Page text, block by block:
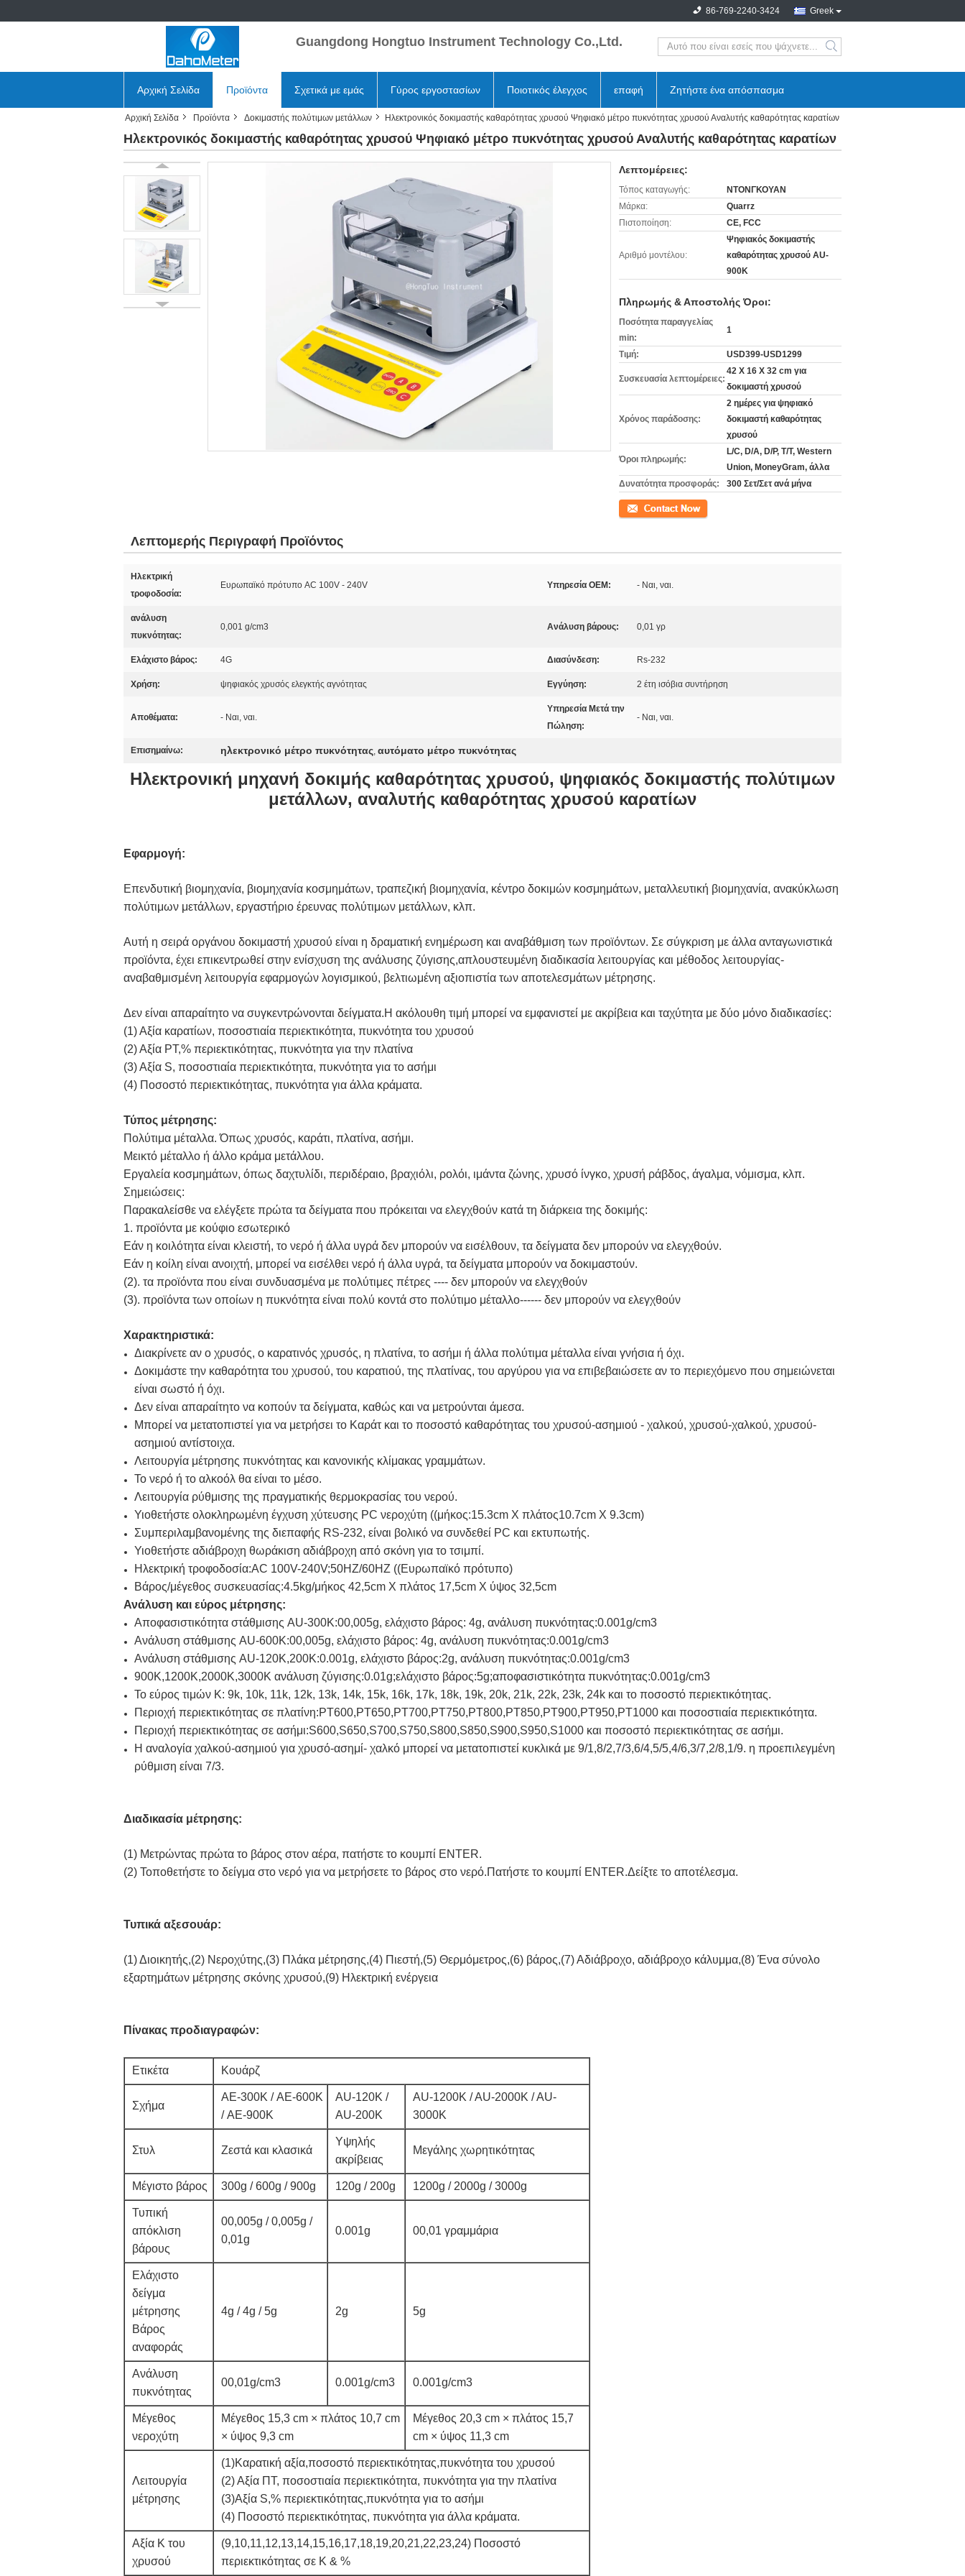
Greek
86-769-2240-3424
Guangdong Hongtuo Instrument Technology Co.,Ltd.
search
Αρχική Σελίδα Προϊόντα Σχετικά με εμάς Γύρος εργοστασίων Ποιοτικός έλεγχος επαφή Ζητήστε ένα απόσπασμα
Αρχική Σελίδα Προϊόντα Δοκιμαστής πολύτιμων μετάλλων Ηλεκτρονικός δοκιμαστής καθαρότητας χρυσού Ψηφιακό μέτρο πυκνότητας χρυσού Αναλυτής καθαρότητας καρατίων
Ηλεκτρονικός δοκιμαστής καθαρότητας χρυσού Ψηφιακό μέτρο πυκνότητας χρυσού Αναλυτής καθαρότητας καρατίων
Λεπτομέρειες:
Τόπος καταγωγής:
ΝΤΟΝΓΚΟΥΑΝ
Μάρκα:
Quarrz
Πιστοποίηση:
CE, FCC
Αριθμό μοντέλου:
Ψηφιακός δοκιμαστής
καθαρότητας χρυσού AU-
900K
Πληρωμής & Αποστολής Όροι:
Ποσότητα παραγγελίας
min:
1
Τιμή: USD399-USD1299
Συσκευασία λεπτομέρειες:
42 X 16 X 32 cm για
δοκιμαστή χρυσού
Χρόνος παράδοσης:
2 ημέρες για ψηφιακό
δοκιμαστή καθαρότητας
χρυσού
Όροι πληρωμής:
L/C, D/A, D/P, T/T, Western
Union, MoneyGram, άλλα
Δυνατότητα προσφοράς:
300 Σετ/Σετ ανά μήνα
Επικοινωνία
Λεπτομερής Περιγραφή Προϊόντος
Ηλεκτρική
τροφοδοσία:
Ευρωπαϊκό πρότυπο AC 100V - 240V Υπηρεσία OEM: - Ναι, ναι.
ανάλυση
πυκνότητας:
0,001 g/cm3 Ανάλυση βάρους: 0,01 γρ
Ελάχιστο βάρος: 4G Διασύνδεση: Rs-232
Χρήση: ψηφιακός χρυσός ελεγκτής αγνότητας Εγγύηση: 2 έτη ισόβια συντήρηση
Αποθέματα: - Ναι, ναι.
Υπηρεσία Μετά την
Πώληση:
- Ναι, ναι.
Επισημαίνω: ηλεκτρονικό μέτρο πυκνότητας, αυτόματο μέτρο πυκνότητας
Ηλεκτρονική μηχανή δοκιμής καθαρότητας χρυσού, ψηφιακός δοκιμαστής πολύτιμων
μετάλλων, αναλυτής καθαρότητας χρυσού καρατίων
Εφαρμογή:
Επενδυτική βιομηχανία, βιομηχανία κοσμημάτων, τραπεζική βιομηχανία, κέντρο δοκιμών κοσμημάτων, μεταλλευτική βιομηχανία, ανακύκλωση
πολύτιμων μετάλλων, εργαστήριο έρευνας πολύτιμων μετάλλων, κλπ.
Αυτή η σειρά οργάνου δοκιμαστή χρυσού είναι η δραματική ενημέρωση και αναβάθμιση των προϊόντων. Σε σύγκριση με άλλα ανταγωνιστικά
προϊόντα, έχει επικεντρωθεί στην ενίσχυση της ανάλυσης ζύγισης,απλουστευμένη διαδικασία λειτουργίας και μέθοδος λειτουργίας-
αναβαθμισμένη λειτουργία εφαρμογών λογισμικού, βελτιωμένη αξιοπιστία των αποτελεσμάτων μέτρησης.
Δεν είναι απαραίτητο να συγκεντρώνονται δείγματα.Η ακόλουθη τιμή μπορεί να εμφανιστεί με ακρίβεια και ταχύτητα με δύο μόνο διαδικασίες:
(1) Αξία καρατίων, ποσοστιαία περιεκτικότητα, πυκνότητα του χρυσού
(2) Αξία PT,% περιεκτικότητας, πυκνότητα για την πλατίνα
(3) Αξία S, ποσοστιαία περιεκτικότητα, πυκνότητα για το ασήμι
(4) Ποσοστό περιεκτικότητας, πυκνότητα για άλλα κράματα.
Τύπος μέτρησης:
Πολύτιμα μέταλλα. Όπως χρυσός, καράτι, πλατίνα, ασήμι.
Μεικτό μέταλλο ή άλλο κράμα μετάλλου.
Εργαλεία κοσμημάτων, όπως δαχτυλίδι, περιδέραιο, βραχιόλι, ρολόι, ιμάντα ζώνης, χρυσό ίνγκο, χρυσή ράβδος, άγαλμα, νόμισμα, κλπ.
Σημειώσεις:
Παρακαλείσθε να ελέγξετε πρώτα τα δείγματα που πρόκειται να ελεγχθούν κατά τη διάρκεια της δοκιμής:
1. προϊόντα με κούφιο εσωτερικό
Εάν η κοιλότητα είναι κλειστή, το νερό ή άλλα υγρά δεν μπορούν να εισέλθουν, τα δείγματα δεν μπορούν να ελεγχθούν.
Εάν η κοίλη είναι ανοιχτή, μπορεί να εισέλθει νερό ή άλλα υγρά, τα δείγματα μπορούν να δοκιμαστούν.
(2). τα προϊόντα που είναι συνδυασμένα με πολύτιμες πέτρες ---- δεν μπορούν να ελεγχθούν
(3). προϊόντα των οποίων η πυκνότητα είναι πολύ κοντά στο πολύτιμο μέταλλο------ δεν μπορούν να ελεγχθούν
Χαρακτηριστικά:
Διακρίνετε αν ο χρυσός, ο καρατινός χρυσός, η πλατίνα, το ασήμι ή άλλα πολύτιμα μέταλλα είναι γνήσια ή όχι.
Δοκιμάστε την καθαρότητα του χρυσού, του καρατιού, της πλατίνας, του αργύρου για να επιβεβαιώσετε αν το περιεχόμενο που σημειώνεται
είναι σωστό ή όχι.
Δεν είναι απαραίτητο να κοπούν τα δείγματα, καθώς και να μετρούνται άμεσα.
Μπορεί να μετατοπιστεί για να μετρήσει το Καράτ και το ποσοστό καθαρότητας του χρυσού-ασημιού - χαλκού, χρυσού-χαλκού, χρυσού-
ασημιού αντίστοιχα.
Λειτουργία μέτρησης πυκνότητας και κανονικής κλίμακας γραμμάτων.
Το νερό ή το αλκοόλ θα είναι το μέσο.
Λειτουργία ρύθμισης της πραγματικής θερμοκρασίας του νερού.
Υιοθετήστε ολοκληρωμένη έγχυση χύτευσης PC νεροχύτη ((μήκος:15.3cm X πλάτος10.7cm X 9.3cm)
Συμπεριλαμβανομένης της διεπαφής RS-232, είναι βολικό να συνδεθεί PC και εκτυπωτής.
Υιοθετήστε αδιάβροχη θωράκιση αδιάβροχη από σκόνη για το τσιμπί.
Ηλεκτρική τροφοδοσία:AC 100V-240V;50HZ/60HZ ((Ευρωπαϊκό πρότυπο)
Βάρος/μέγεθος συσκευασίας:4.5kg/μήκος 42,5cm X πλάτος 17,5cm X ύψος 32,5cm
Ανάλυση και εύρος μέτρησης:
Αποφασιστικότητα στάθμισης AU-300K:00,005g, ελάχιστο βάρος: 4g, ανάλυση πυκνότητας:0.001g/cm3
Ανάλυση στάθμισης AU-600K:00,005g, ελάχιστο βάρος: 4g, ανάλυση πυκνότητας:0.001g/cm3
Ανάλυση στάθμισης AU-120K,200K:0.001g, ελάχιστο βάρος:2g, ανάλυση πυκνότητας:0.001g/cm3
900K,1200K,2000K,3000K ανάλυση ζύγισης:0.01g;ελάχιστο βάρος:5g;αποφασιστικότητα πυκνότητας:0.001g/cm3
Το εύρος τιμών K: 9k, 10k, 11k, 12k, 13k, 14k, 15k, 16k, 17k, 18k, 19k, 20k, 21k, 22k, 23k, 24k και το ποσοστό περιεκτικότητας.
Περιοχή περιεκτικότητας σε πλατίνη:PT600,PT650,PT700,PT750,PT800,PT850,PT900,PT950,PT1000 και ποσοστιαία περιεκτικότητα.
Περιοχή περιεκτικότητας σε ασήμι:S600,S650,S700,S750,S800,S850,S900,S950,S1000 και ποσοστό περιεκτικότητας σε ασήμι.
Η αναλογία χαλκού-ασημιού για χρυσό-ασημί- χαλκό μπορεί να μετατοπιστεί κυκλικά με 9/1,8/2,7/3,6/4,5/5,4/6,3/7,2/8,1/9. η προεπιλεγμένη
ρύθμιση είναι 7/3.
Διαδικασία μέτρησης:
(1) Μετρώντας πρώτα το βάρος στον αέρα, πατήστε το κουμπί ENTER.
(2) Τοποθετήστε το δείγμα στο νερό για να μετρήσετε το βάρος στο νερό.Πατήστε το κουμπί ENTER.Δείξτε το αποτέλεσμα.
Τυπικά αξεσουάρ:
(1) Διοικητής,(2) Νεροχύτης,(3) Πλάκα μέτρησης,(4) Πιεστή,(5) Θερμόμετρος,(6) βάρος,(7) Αδιάβροχο, αδιάβροχο κάλυμμα,(8) Ένα σύνολο
εξαρτημάτων μέτρησης σκόνης χρυσού,(9) Ηλεκτρική ενέργεια
Πίνακας προδιαγραφών:
Ετικέτα Κουάρζ
Σχήμα
ΑΕ-300K / ΑΕ-600K
/ ΑΕ-900K
AU-120K /
AU-200K
AU-1200K / AU-2000K / AU-
3000K
Στυλ Ζεστά και κλασικά
Υψηλής
ακρίβειας
Μεγάλης χωρητικότητας
Μέγιστο βάρος 300g / 600g / 900g 120g / 200g 1200g / 2000g / 3000g
Τυπική
απόκλιση
βάρους
00,005g / 0,005g /
0,01g
0.001g 00,01 γραμμάρια
Ελάχιστο
δείγμα
μέτρησης
Βάρος
αναφοράς
4g / 4g / 5g 2g 5g
Ανάλυση
πυκνότητας
00,01g/cm3 0.001g/cm3 0.001g/cm3
Μέγεθος
νεροχύτη
Μέγεθος 15,3 cm × πλάτος 10,7 cm
× ύψος 9,3 cm
Μέγεθος 20,3 cm × πλάτος 15,7
cm × ύψος 11,3 cm
Λειτουργία
μέτρησης
(1)Καρατική αξία,ποσοστό περιεκτικότητας,πυκνότητα του χρυσού
(2) Αξία ΠΤ, ποσοστιαία περιεκτικότητα, πυκνότητα για την πλατίνα
(3)Αξία S,% περιεκτικότητας,πυκνότητα για το ασήμι
(4) Ποσοστό περιεκτικότητας, πυκνότητα για άλλα κράματα.
Αξία K του
χρυσού
(9,10,11,12,13,14,15,16,17,18,19,20,21,22,23,24) Ποσοστό
περιεκτικότητας σε K & %